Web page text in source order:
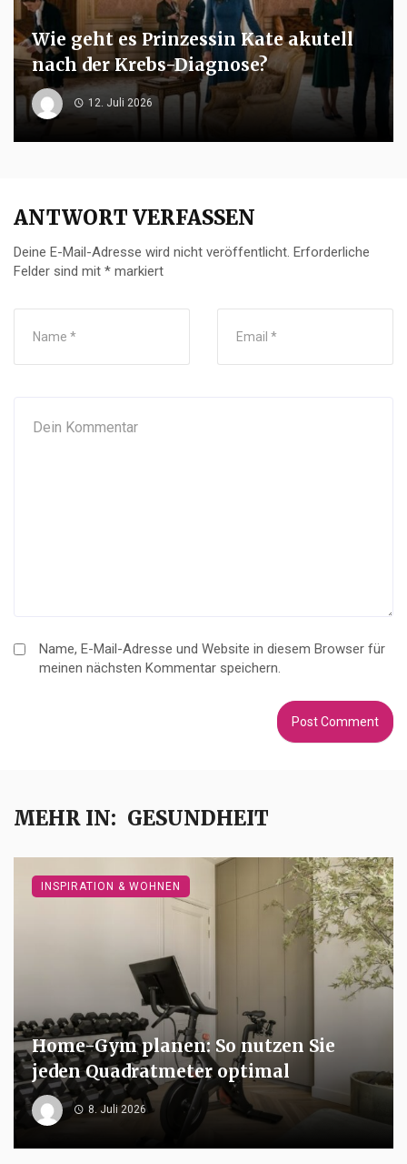
Wie geht es Prinzessin Kate akutell
nach der Krebs-Diagnose?
12. Juli 2026
ANTWORT VERFASSEN
Deine E-Mail-Adresse wird nicht veröffentlicht. Erforderliche
Felder sind mit * markiert
Name, E-Mail-Adresse und Website in diesem Browser für
meinen nächsten Kommentar speichern.
MEHR IN: GESUNDHEIT
Home-Gym planen: So nutzen Sie
jeden Quadratmeter optimal
8. Juli 2026
INSPIRATION & WOHNEN